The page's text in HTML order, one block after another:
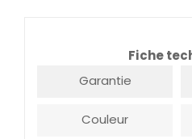
Fiche
Garantie
Couleur